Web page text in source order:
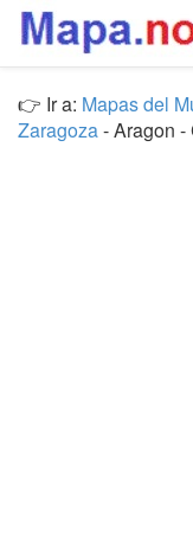
👉 Ir a: Mapas del
Zaragoza- Aragon -